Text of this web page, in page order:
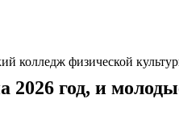
колледж физической
год, и